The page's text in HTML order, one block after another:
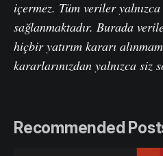
içermez. Tüm veriler
sağlanmaktadır. Burada
hiçbir yatırım kararı
kararlarınızdan yalnızca siz
Recommended